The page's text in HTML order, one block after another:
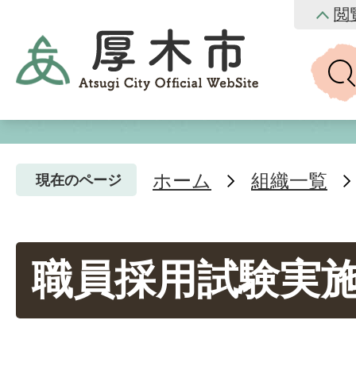
閲
現在のページ ホーム 組織一覧
職員採用試験実